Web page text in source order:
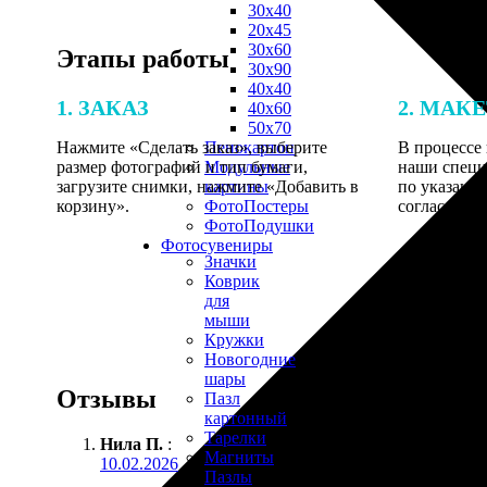
30х40
20х45
30х60
30х90
40х40
40х60
50х70
Пенокартон
Модульные
картины
ФотоПостеры
ФотоПодушки
Фотоcувениры
Значки
Коврик
для
мыши
Кружки
Новогодние
шары
Пазл
картонный
Тарелки
Магниты
Пазлы
Этапы работы
1. ЗАКАЗ
Нажмите «Сделать заказ», выберите
размер фотографий и тип бумаги,
загрузите снимки, нажмите «Добавить в
корзину».
2.
В процессе
наши
по
Отзывы
Нила П. :
10.02.2026